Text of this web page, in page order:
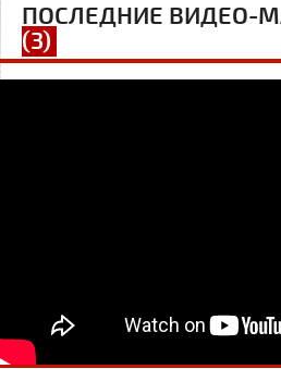
ПОСЛЕДНИЕ ВИДЕО-
(3)